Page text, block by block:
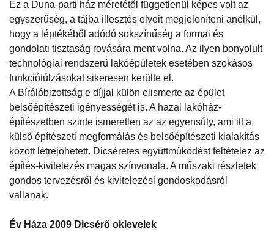
Ez a Duna-parti ház méretétől függetlenül képes volt az
egyszerűség, a tájba illesztés elveit megjeleníteni anélkül,
hogy a léptékéből adódó sokszínűség a formai és
gondolati tisztaság rovására ment volna. Az ilyen bonyolult
technológiai rendszerű lakóépületek esetében szokásos
funkciótúlzásokat sikeresen kerülte el.
A Bírálóbizottság e díjjal külön elismerte az épület
belsőépítészeti igényességét is. A hazai lakóház-
építészetben szinte ismeretlen az az egyensúly, ami itt a
külső építészeti megformálás és belsőépítészeti kialakítás
között létrejöhetett. Dicséretes együttműködést feltételez az
építés-kivitelezés magas színvonala. A műszaki részletek
gondos tervezésről és kivitelezési gondoskodásról
vallanak.
Év Háza 2009 Dicsérő oklevelek